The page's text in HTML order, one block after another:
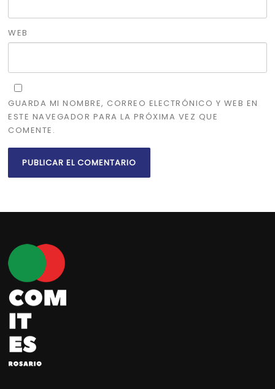
WEB
GUARDA MI NOMBRE, CORREO ELECTRÓNICO Y WEB EN
ESTE NAVEGADOR PARA LA PRÓXIMA VEZ QUE
COMENTE.